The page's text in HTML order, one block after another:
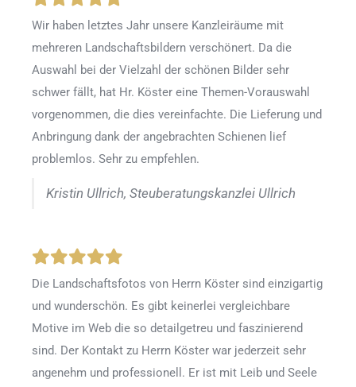
Wir haben letztes Jahr unsere Kanzleiräume mit
mehreren Landschaftsbildern verschönert. Da die
Auswahl bei der Vielzahl der schönen Bilder sehr
schwer fällt, hat Hr. Köster eine Themen-Vorauswahl
vorgenommen, die dies vereinfachte. Die Lieferung und
Anbringung dank der angebrachten Schienen lief
problemlos. Sehr zu empfehlen.
Kristin Ullrich, Steuberatungskanzlei Ullrich
Die Landschaftsfotos von Herrn Köster sind einzigartig
und wunderschön. Es gibt keinerlei vergleichbare
Motive im Web die so detailgetreu und faszinierend
sind. Der Kontakt zu Herrn Köster war jederzeit sehr
angenehm und professionell. Er ist mit Leib und Seele